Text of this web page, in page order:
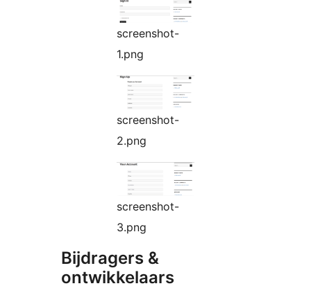
screenshot-
1.png
screenshot-
2.png
screenshot-
3.png
Bijdragers &
ontwikkelaars